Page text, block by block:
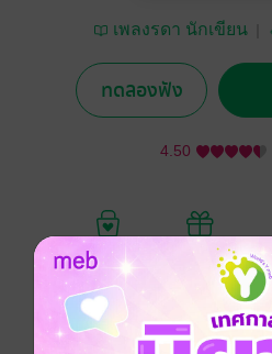
เพลงรดา นักเขียน
ทดลองฟัง
4.50
อยากได้ ซื้อเป็นของขวัญ
ดวงชีวันโดนเพื่อนหลอกให้ไปน